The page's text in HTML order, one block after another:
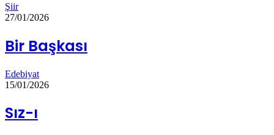
Şiir
27/01/2026
Bir Başkası
Edebiyat
15/01/2026
Sız-ı